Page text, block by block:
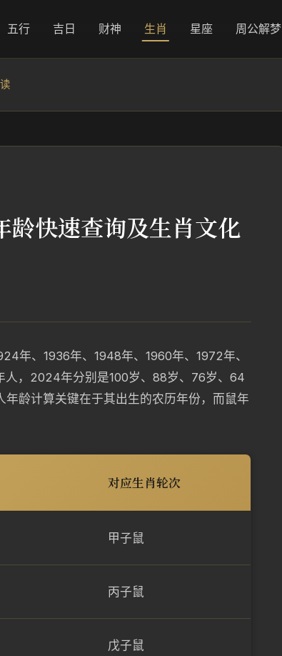
五行 吉日 财神 生肖 星座 周公解梦
龄快速查询及生肖文化
年、1936年、1948年、1960年、1972年、
，2024年分别是100岁、88岁、76岁、64
龄计算关键在于其出生的农历年份，而鼠年
对应生肖轮次
甲子鼠
丙子鼠
戊子鼠